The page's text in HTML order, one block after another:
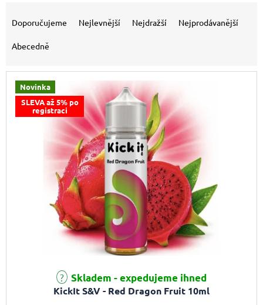
Doporučujeme Nejlevnější Nejdražší Nejprodávanější
Abecedně
Novinka
SLEVA až 5% po
registraci
KickIt S&V - Red Dragon Fruit 10ml
Skladem - expedujeme ihned